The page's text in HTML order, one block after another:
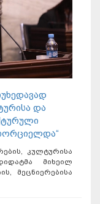
და
კულტურისა
მიხეილ
მეცნიერებისა